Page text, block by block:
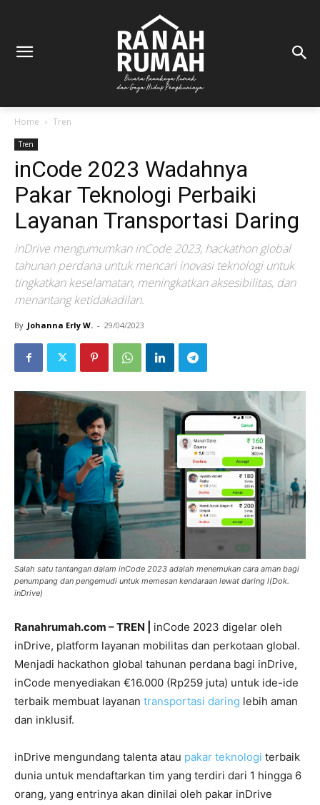
Home Tren
Tren
inCode 2023 Wadahnya
Pakar Teknologi Perbaiki
Layanan Transportasi Daring
inDrive mengumumkan inCode 2023, hackathon global
tahunan perdana untuk mencari inovasi teknologi untuk
tingkatkan keselamatan, meningkatkan aksesibilitas, dan
menantang ketidakadilan.
By Johanna Erly W. - 29/04/2023
Salah satu tantangan dalam inCode 2023 adalah menemukan cara aman bagi
penumpang dan pengemudi untuk memesan kendaraan lewat daring l(Dok.
inDrive)
Ranahrumah.com – TREN | inCode 2023 digelar oleh
inDrive, platform layanan mobilitas dan perkotaan global.
Menjadi hackathon global tahunan perdana bagi inDrive,
inCode menyediakan €16.000 (Rp259 juta) untuk ide-ide
terbaik membuat layanan transportasi daring lebih aman
dan inklusif.
inDrive mengundang talenta atau pakar teknologi terbaik
dunia untuk mendaftarkan tim yang terdiri dari 1 hingga 6
orang, yang entrinya akan dinilai oleh pakar inDrive